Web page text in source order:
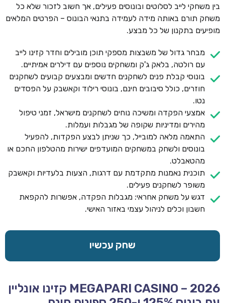
בין משחקי לייב לסלוטים ובונוסים פעילים, אך חשוב לזכור שלא כל
משחק תורם באותה מידה לעמידה בתנאי הבונוס – הפרטים המלאים
מופיעים בתקנון של כל מבצע.
מבחר גדול של משבצות מספקי תוכן מובילים וחדר קזינו לייב
עם רולטה, בלאק ג'ק ומשחקים נוספים עם דילרים אמיתיים.
בונוסי קבלת פנים לשחקנים חדשים ומבצעים קבועים לשחקנים
חוזרים, כולל סיבובים חינם, בונוסי רילוד וקאשבק על הפסדים
נטו.
אמצעי הפקדה ומשיכה נוחים לשחקנים מישראל, זמני טיפול
מהירים ומדיניות שקופה של מגבלות ועמלות.
התאמה מלאה למובייל, כך שניתן לבצע הפקדות, להפעיל
בונוסים ולשחק במשחקים המועדפים ישירות מהטלפון החכם או
מהטאבלט.
תוכנית נאמנות מתקדמת עם דרגות, הצעות בלעדיות וקאשבק
משופר לשחקנים פעילים.
דגש על משחק אחראי: מגבלות הפקדה, אפשרות להקפאת
חשבון וכלים לניהול עצמי באזור האישי.
שחק עכשיו
MEGAPARI CASINO – 2026 קזינו אונליין